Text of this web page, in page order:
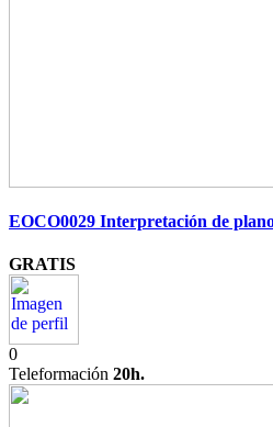
EOCO0029 Interpretación de
GRATIS
0
Teleformación 20h.